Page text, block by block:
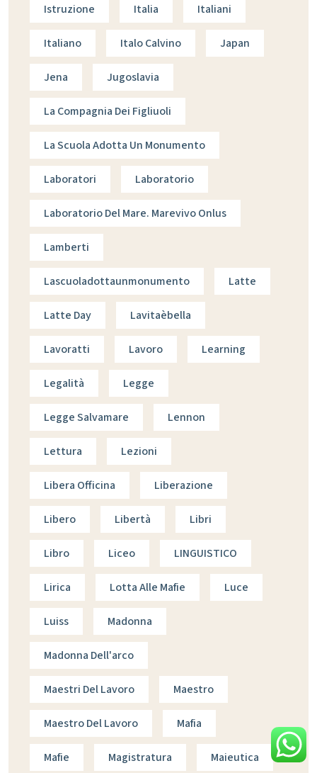
Istruzione Italia Italiani
Italiano Italo Calvino Japan
Jena Jugoslavia
La Compagnia Dei Figliuoli
La Scuola Adotta Un Monumento
Laboratori Laboratorio
Laboratorio Del Mare. Marevivo Onlus
Lamberti
Lascuoladottaunmonumento Latte
Latte Day Lavitaèbella
Lavoratti Lavoro Learning
Legalità Legge
Legge Salvamare Lennon
Lettura Lezioni
Libera Officina Liberazione
Libero Libertà Libri
Libro Liceo LINGUISTICO
Lirica Lotta Alle Mafie Luce
Luiss Madonna
Madonna Dell'arco
Maestri Del Lavoro Maestro
Maestro Del Lavoro Mafia
Mafie Magistratura Maieutica